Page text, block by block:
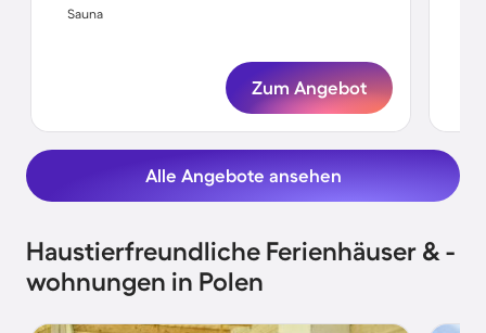
Sauna
Zum Angebot
Alle Angebote ansehen
Haustierfreundliche Ferienhäuser & -
wohnungen in Polen